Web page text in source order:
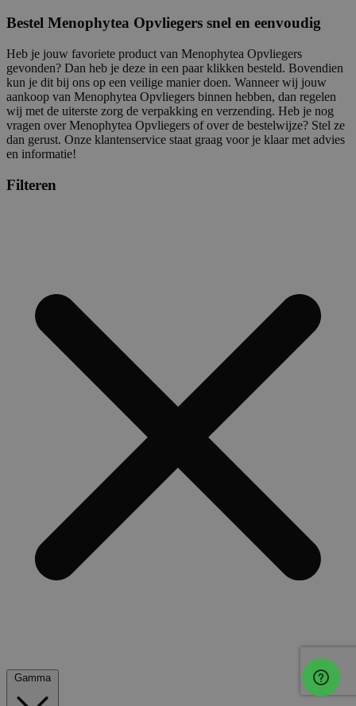
Bestel Menophytea Opvliegers snel en eenvoudig
Heb je jouw favoriete product van Menophytea Opvliegers
gevonden? Dan heb je deze in een paar klikken besteld. Bovendien
kun je dit bij ons op een veilige manier doen. Wanneer wij jouw
aankoop van Menophytea Opvliegers binnen hebben, dan regelen
wij met de uiterste zorg de verpakking en verzending. Heb je nog
vragen over Menophytea Opvliegers of over de bestelwijze? Stel ze
dan gerust. Onze klantenservice staat graag voor je klaar met advies
en informatie!
Filteren
Gamma